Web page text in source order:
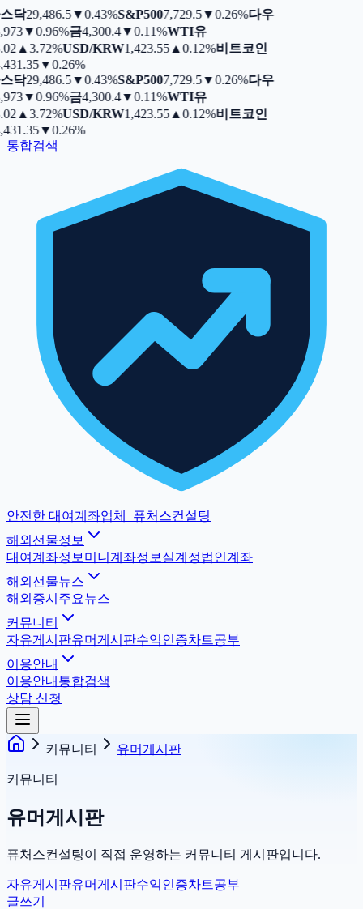
닥29,486.5▼0.43%S&P5007,729.5▼0.26%다우
▼0.96%금4,300.4▼0.11%WTI유
▲3.72%USD/KRW1,423.55▲0.12%비트코인
▼0.26%
닥29,486.5▼0.43%S&P5007,729.5▼0.26%다우
▼0.96%금4,300.4▼0.11%WTI유
▲3.72%USD/KRW1,423.55▲0.12%비트코인
▼0.26%
통합검색
안전한 대여계좌업체
퓨처스컨설팅
해외선물정보
대여계좌정보 미니계좌정보 실계정법인계좌
해외선물뉴스
해외증시 주요뉴스
커뮤니티
자유게시판유머게시판수익인증차트공부
이용안내
이용안내 통합검색
상담 신청
커뮤니티 유머게시판
커뮤니티
유머게시판
퓨처스컨설팅이 직접 운영하는 커뮤니티 게시판입니다.
자유게시판유머게시판수익인증차트공부
글쓰기